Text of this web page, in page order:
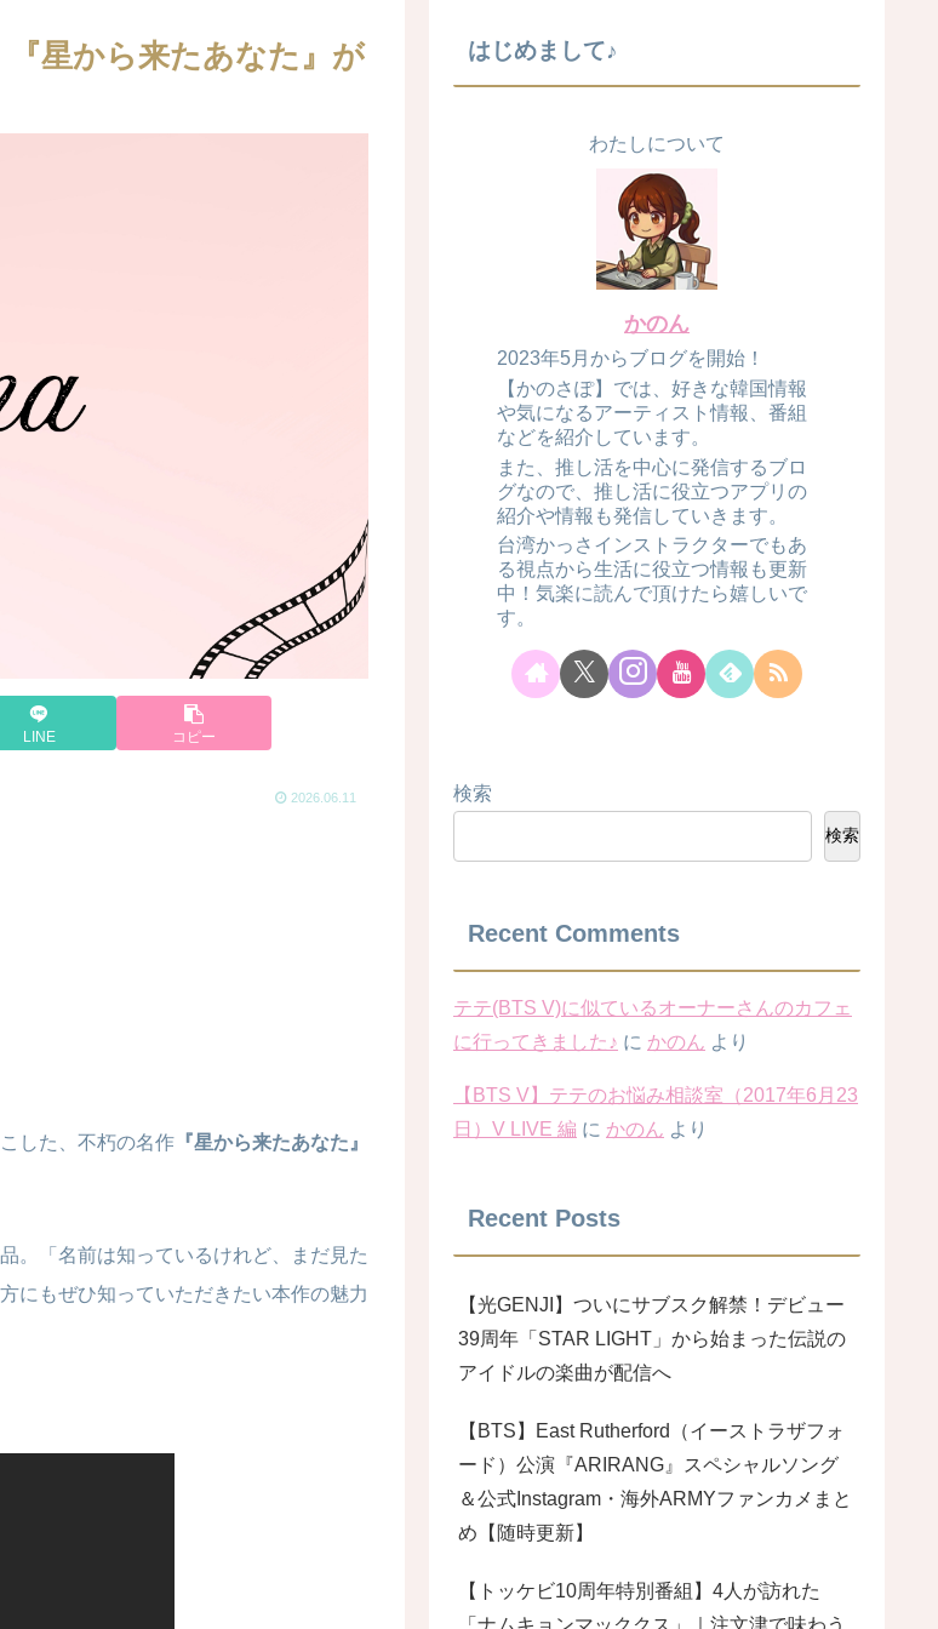
星から来たあなた』が
LINE コピー
2026.06.11
した、不朽の名作 『星から来たあなた』
。「名前は知っているけれど、まだ見た
にもぜひ知っていただきたい本作の魅力
はじめまして♪
わたしについて
かのん
2023年5月からブログを開始！
【かのさぽ】では、好きな韓国情報
や気になるアーティスト情報、番組
などを紹介しています。
また、推し活を中心に発信するブロ
グなので、推し活に役立つアプリの
紹介や情報も発信していきます。
台湾かっさインストラクターでもあ
る視点から生活に役立つ情報も更新
中！気楽に読んで頂けたら嬉しいで
す。
検索
検索
Recent Comments
テテ(BTS V)に似ているオーナーさんのカフェ
に行ってきました♪ に かのん より
【BTS V】テテのお悩み相談室（2017年6月23
日）V LIVE 編 に かのん より
Recent Posts
【光GENJI】ついにサブスク解禁！デビュー
39周年「STAR LIGHT」から始まった伝説の
アイドルの楽曲が配信へ
【BTS】East Rutherford（イーストラザフォ
ード）公演『ARIRANG』スペシャルソング
＆公式Instagram・海外ARMYファンカメまと
め【随時更新】
【トッケビ10周年特別番組】4人が訪れた
「ナムキョンマッククス」｜注文津で味わう